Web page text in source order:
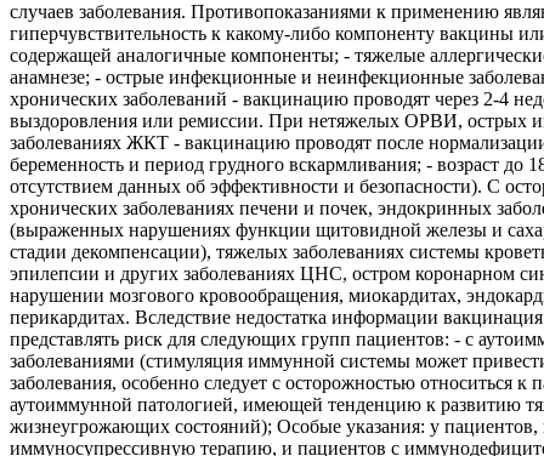
случаев заболевания. Противопоказаниями к применению
гиперчувствительность к какому-либо компоненту вакцины
содержащей аналогичные компоненты; - тяжелые
анамнезе; - острые инфекционные и неинфекционные
хронических заболеваний - вакцинацию проводят через 2-4
выздоровления или ремиссии. При нетяжелых ОРВИ, острых
заболеваниях ЖКТ - вакцинацию проводят после
беременность и период грудного вскармливания; - возраст до
отсутствием данных об эффективности и безопасности). С
хронических заболеваниях печени и почек, эндокринных
(выраженных нарушениях функции щитовидной железы и
стадии декомпенсации), тяжелых заболеваниях системы
эпилепсии и других заболеваниях ЦНС, остром коронарном
нарушении мозгового кровообращения, миокардитах,
перикардитах. Вследствие недостатка информации
представлять риск для следующих групп пациентов: - с
заболеваниями (стимуляция иммунной системы может
заболевания, особенно следует с осторожностью относиться к
аутоиммунной патологией, имеющей тенденцию к развитию
жизнеугрожающих состояний); Особые указания: у
иммуносупрессивную терапию, и пациентов с